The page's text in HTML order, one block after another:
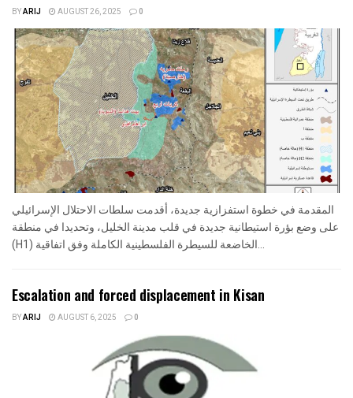
BYARIJ AUGUST 26, 2025 0
المقدمة في خطوة استفزازية جديدة، أقدمت سلطات الاحتلال الإسرائيلي
على وضع بؤرة استيطانية جديدة في قلب مدينة الخليل، وتحديدا في منطقة
Escalation and forced displacement in Kisan
BYARIJ AUGUST 6, 2025 0